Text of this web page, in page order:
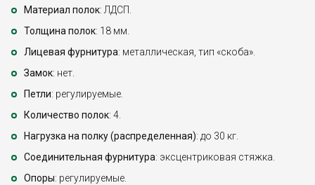
Материал полок: ЛДСП.
Толщина полок: 18 мм.
Лицевая фурнитура: металлическая, тип «скоба».
Замок: нет.
Петли: регулируемые.
Количество полок: 4.
Нагрузка на полку (распределенная): до 30 кг.
Соединительная фурнитура: эксцентриковая стяжка.
Опоры: регулируемые.